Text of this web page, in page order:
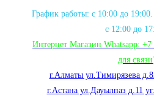
График работы: с 10:00 до
с 12:00 до
Интернет Магазин Whatsapp: +7
для связи
г.Алматы ул.Тимирязева
г.Астана ул.Дауылпаз д.11